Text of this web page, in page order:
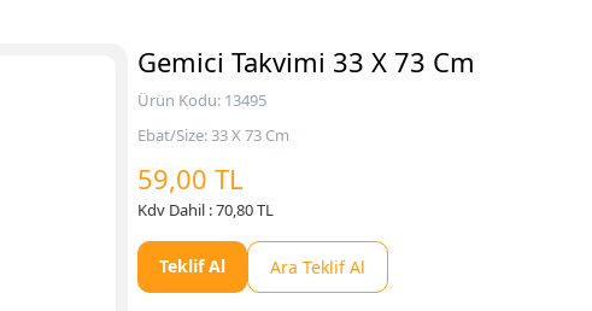
Gemici Takvimi 33 X 73 Cm
Ürün Kodu: 13495
Ebat/Size: 33 X 73 Cm
59,00 TL
Kdv Dahil : 70,80 TL
Teklif Al Ara Teklif Al